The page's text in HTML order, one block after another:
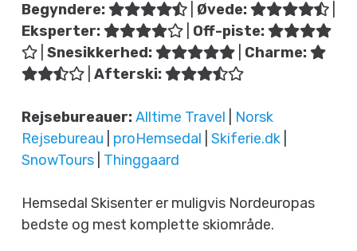
Begyndere: Øvede:
Eksperter:
Off-piste:
Snesikkerhed:
Charme:
Afterski:
Rejsebureauer:Alltime Travel
Norsk
Rejsebureau
proHemsedal Skiferie.dk
SnowTours Thinggaard
Hemsedal Skisenter er muligvis Nordeuropas
bedste og mest komplette skiområde.